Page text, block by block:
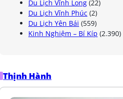
Du Lịch Vĩnh Long (22)
Du Lịch Vĩnh Phúc (2)
Du Lịch Yên Bái (559)
Kinh Nghiệm – Bí Kíp (2.390)
Thịnh Hành